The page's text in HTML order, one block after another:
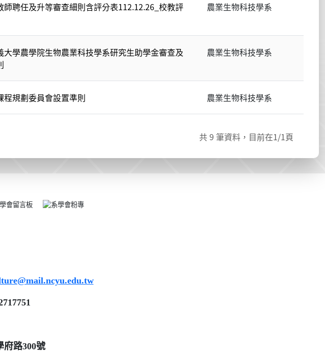
師聘任及升等審查細則含評分表112.12.26_校教評
農業生物科技學系
大學農學院生物農業科技學系研究生助學金審查及
農業生物科技學系
程規劃委員會設置準則 農業生物科技學系
共9 筆資料，目前在1/1頁
、2717751
府路300號